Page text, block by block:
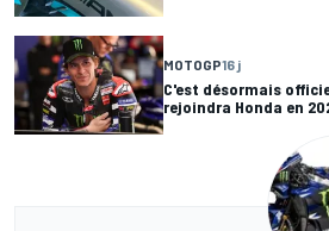
MOTOGP16 j
C'est désormais
rejoindra Honda en